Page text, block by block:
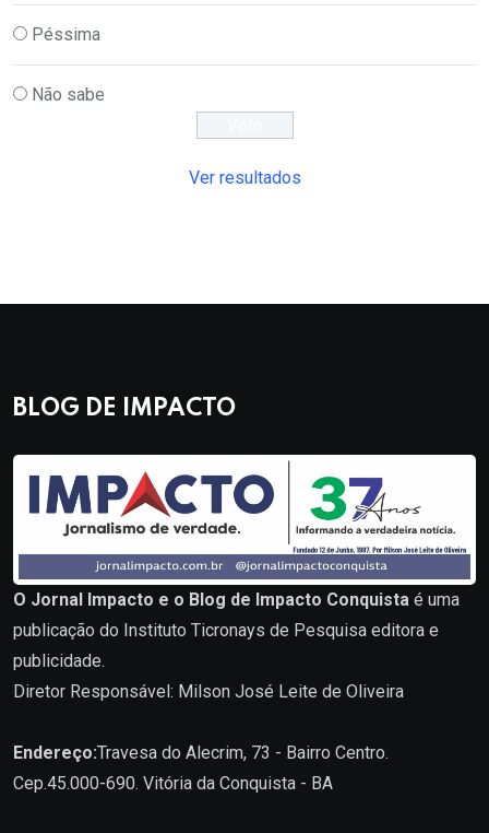
Péssima
Não sabe
Ver resultados
BLOG DE IMPACTO
O Jornal Impacto e o Blog de Impacto Conquista é uma
publicação do Instituto Ticronays de Pesquisa editora e
publicidade.
Diretor Responsável: Milson José Leite de Oliveira
Endereço:Travesa do Alecrim, 73 - Bairro Centro.
Cep.45.000-690. Vitória da Conquista - BA